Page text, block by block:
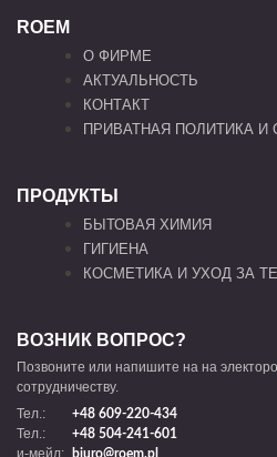
ROEM
О ФИРМЕ
АКТУАЛЬНОСТЬ
КОНТАКТ
ПРИВАТНАЯ ПОЛИТИКА И
ПРОДУКТЫ
БЫТОВАЯ ХИМИЯ
ГИГИЕНА
КОСМЕТИКА И УХОД ЗА
ВОЗНИК ВОПРОС?
Позвоните или напишите на на
сотрудничеству.
Тел.:
+48 609-220-434
Тел.: +48 504-241-601
biuro@roem.pl